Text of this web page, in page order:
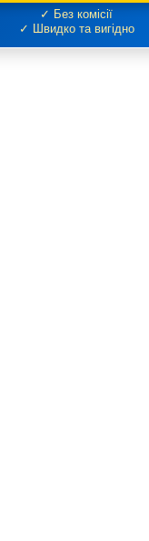
✓ Без комісії
✓ Швидко та вигідно